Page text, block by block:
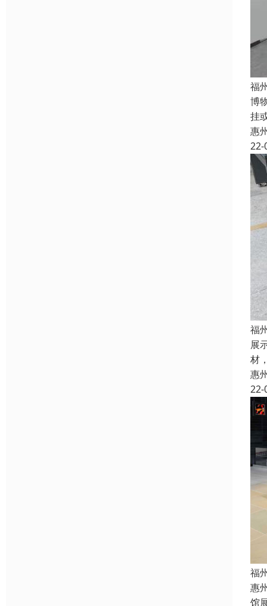
福
博
挂
惠
22-
福
展
材
惠
22-
福
惠
馆